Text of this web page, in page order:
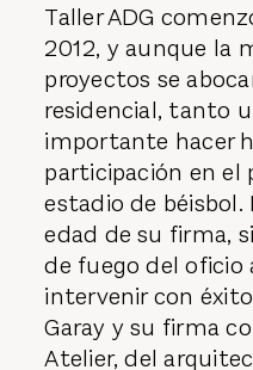
Taller ADG
2012, y aunque la
proyectos se
residencial, tanto
importante hacer
participación en el
estadio de
edad de su firma,
de fuego del
intervenir con
Garay y su firma
Atelier, del